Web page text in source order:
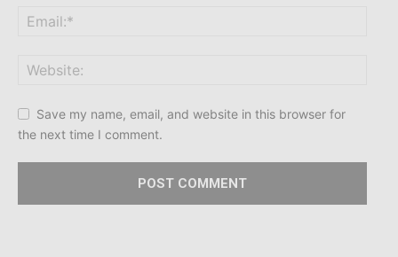
Save my name, email, and website in this browser for
the next time I comment.